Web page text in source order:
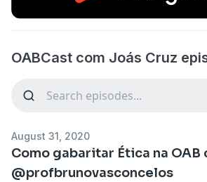
OABCast com Joás Cruz
August 31, 2020
Como gabaritar Ética na OAB
@profbrunovasconcelos